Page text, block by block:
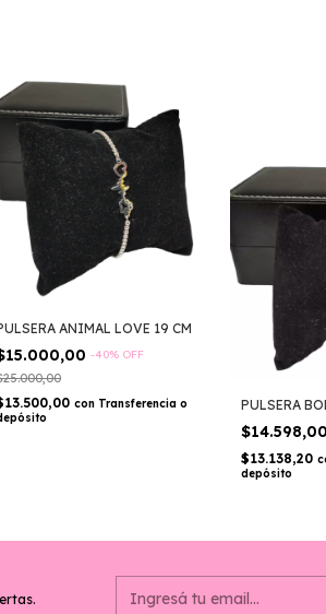
ANIMAL LOVE 19 CM
-40% OFF
con Transferencia o
PULSERA
$14.598,00
$13.138,20
depósito